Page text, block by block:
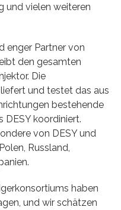
und vielen weiteren
enger Partner von
den gesamten
Die
und testet das aus
bestehende
DESY koordiniert.
von DESY und
Russland,
haben
und wir schätzen